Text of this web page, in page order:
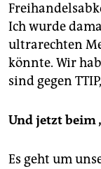
Ich wurde
ultrarechten
könnte. Wir
sind gegen
Und jetzt beim
Es geht um